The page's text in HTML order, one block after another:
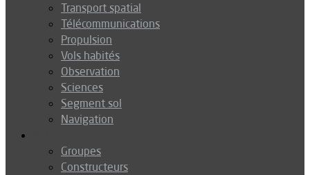
Transport spatial
Télécommunications
Propulsion
Vols habités
Observation
Sciences
Segment sol
Navigation
Groupes
Constructeurs